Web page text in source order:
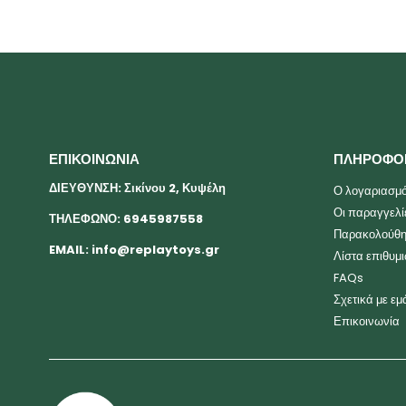
ΕΠΙΚΟΙΝΩΝΙΑ
ΔΙΕΥΘΥΝΣΗ: Σικίνου 2, Κυψέλη
ΤΗΛΕΦΩΝΟ: 6945987558
EMAIL: info@replaytoys.gr
Ο
Οι
Λίστα
FAQs
Σχετικά με
Επικοινωνία